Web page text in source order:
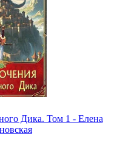
Дика. Том 1 - Елена